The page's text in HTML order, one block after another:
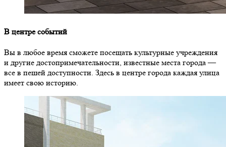
В центре событий
Вы в любое время сможете посещать культурные учреждения
и другие достопримечательности, известные места города —
все в пешей доступности. Здесь в центре города каждая улица
имеет свою историю.